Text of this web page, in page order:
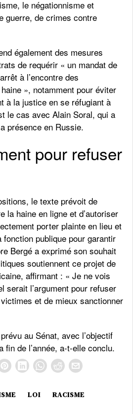
le négationnisme et
guerre, de crimes contre
également des mesures
de requérir « un mandat de
à l’encontre des
», notamment pour éviter
à la justice en se réfugiant à
le cas avec Alain Soral, qui a
présence en Russie.
pour refuser
le texte prévoit de
la haine en ligne et d’autoriser
porter plainte en lieu et
publique pour garantir
Bergé a exprimé son souhait
soutiennent ce projet de
affirmant : « Je ne vois
serait l’argument pour refuser
et de mieux sanctionner
au Sénat, avec l’objectif
fin de l’année, a-t-elle conclu.
LOI RACISME